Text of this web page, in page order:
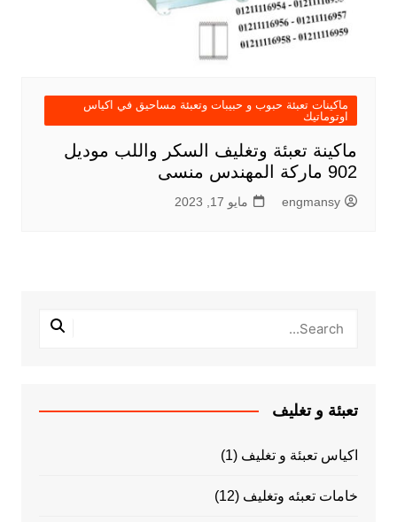
ماكينات تعبئة حبوب و حبيبات وتعبئة مساحيق في اكياس
اوتوماتيك
ماكينة تعبئة وتغليف السكر واللب موديل
902 ماركة المهندس منسى
engmansy مايو 17, 2023
تعبئة و تغليف
اكياس تعبئة و تغليف (1)
خامات تعبئه وتغليف (12)